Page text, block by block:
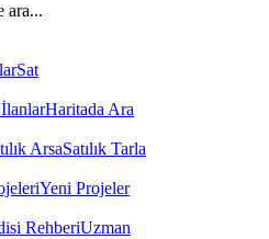
ara...
Sat
Haritada Ara
ArsaSatılık Tarla
Yeni Projeler
RehberiUzman